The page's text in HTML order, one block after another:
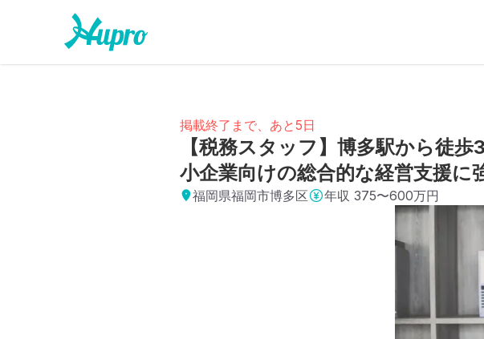
掲載終了まで、あと5日
【税務スタッフ】博多駅から徒
小企業向けの総合的な経営支援に
福岡県福岡市博多区 年収 375〜600万円